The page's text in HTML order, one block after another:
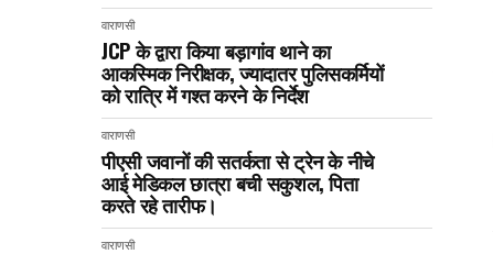
वाराणसी
JCP के द्वारा किया बड़ागांव थाने का
आकस्मिक निरीक्षक, ज्यादातर पुलिसकर्मियों
को रात्रि में गश्त करने के निर्देश
वाराणसी
पीएसी जवानों की सतर्कता से ट्रेन के नीचे
आई मेडिकल छात्रा बची सकुशल, पिता
करते रहे तारीफ।
वाराणसी